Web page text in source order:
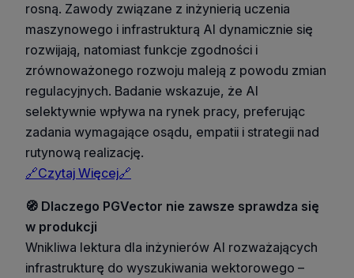
rosną. Zawody związane z inżynierią uczenia
maszynowego i infrastrukturą AI dynamicznie się
rozwijają, natomiast funkcje zgodności i
zrównoważonego rozwoju maleją z powodu zmian
regulacyjnych. Badanie wskazuje, że AI
selektywnie wpływa na rynek pracy, preferując
zadania wymagające osądu, empatii i strategii nad
rutynową realizację.
🔗Czytaj Więcej🔗
🧭 Dlaczego PGVector nie zawsze sprawdza się
w produkcji
Wnikliwa lektura dla inżynierów AI rozważających
infrastrukturę do wyszukiwania wektorowego –